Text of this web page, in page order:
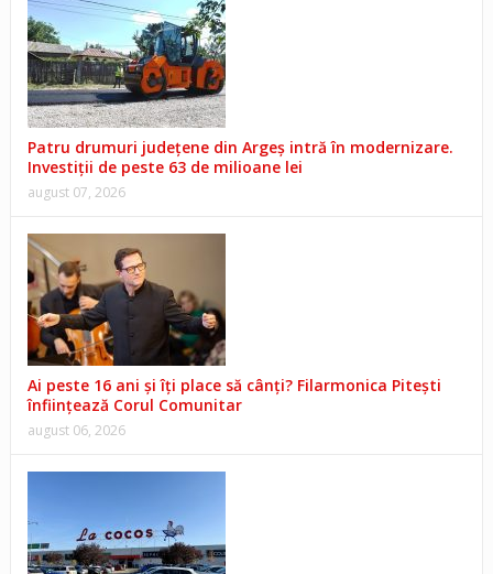
Patru drumuri județene din Argeș intră în modernizare.
Investiții de peste 63 de milioane lei
august 07, 2026
Ai peste 16 ani și îți place să cânți? Filarmonica Pitești
înființează Corul Comunitar
august 06, 2026